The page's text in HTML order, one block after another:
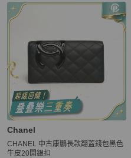
Chanel
CHANEL 中古康鵬長款翻蓋錢包黑色
牛皮20開銀扣